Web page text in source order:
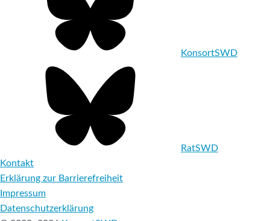
KonsortSWD
RatSWD
Kontakt
Erklärung zur Barrierefreiheit
Impressum
Datenschutzerklärung